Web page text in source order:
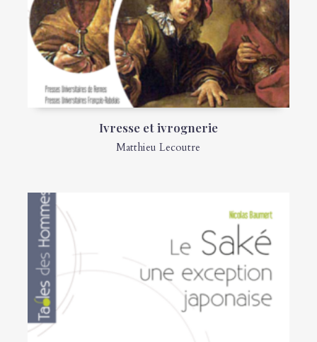
Ivresse et ivrognerie
Matthieu Lecoutre